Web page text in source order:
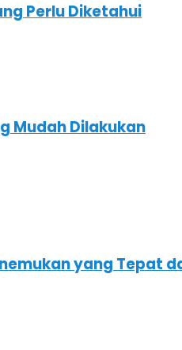
Perlu Diketahui
Mudah Dilakukan
yang Tepat